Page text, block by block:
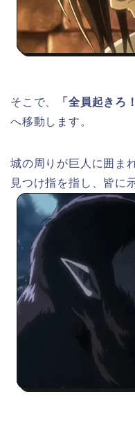
そこで、 「全員起きろ
へ移動します。
城の周りが巨人に囲ま
見つけ指を指し、皆に